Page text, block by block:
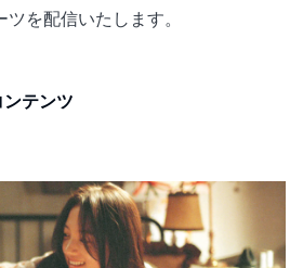
を配信いたします。
テンツ